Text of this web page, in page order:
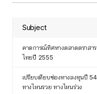
Subject
คาดการณ์ทิศทางตลาดตราสา
ไทยปี 2555
เปรียบเทียบช่องทางลงทุนปี 54
ทางไหนรวย ทางไหนร่วง